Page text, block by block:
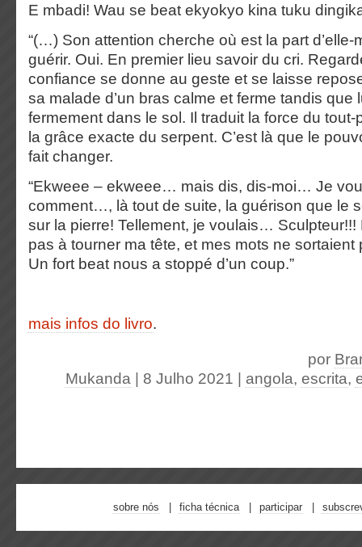
E mbadi! Wau se beat ekyokyo kina tuku
“(…) Son attention cherche où est la part d’elle-
guérir. Oui. En premier lieu savoir du cri.
confiance se donne au geste et se laisse
sa malade d’un bras calme et ferme tandis que
fermement dans le sol. Il traduit la force du
la grâce exacte du serpent. C’est là que le
fait changer.
“Ekweee – ekweee… mais dis, dis-moi… Je
comment…, là tout de suite, la guérison que le
sur la pierre! Tellement, je voulais… Sculpteur!!!
pas à tourner ma tête, et mes mots ne sortaient
Un fort beat nous a stoppé d’un coup.”
mais infos do livro.
por
Mukanda | 8 Julho 2021 angola, escrita,
sobre nós ficha técnica participar